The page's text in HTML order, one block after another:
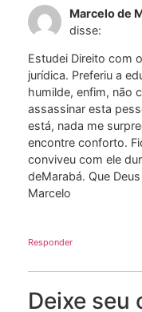
Marcelo de
disse:
Estudei Direito com
jurídica. Preferiu a
humilde, enfim, não
assassinar esta
está, nada me
encontre conforto.
conviveu com ele
deMarabá. Que
Marcelo
Responder
Deixe seu